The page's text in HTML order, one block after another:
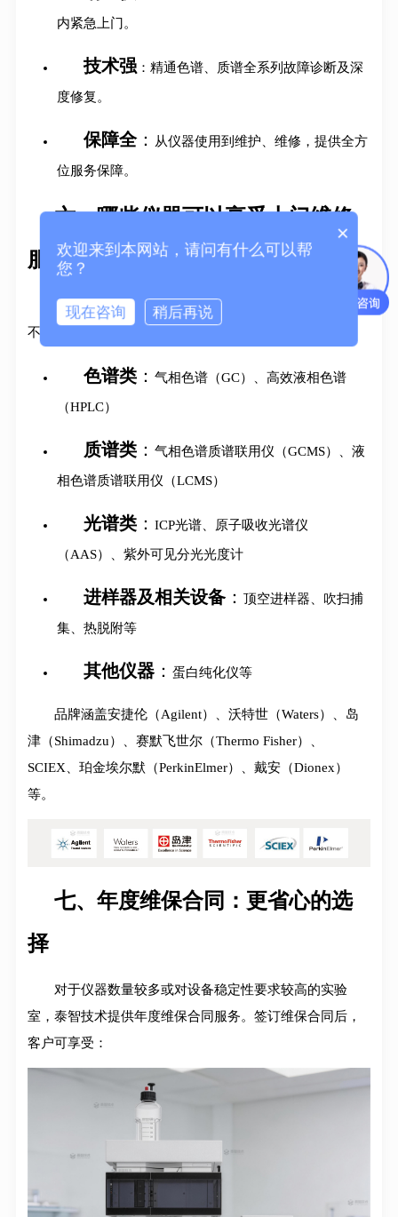
内紧急上门 。
技术强 ：精通色谱、质谱全系列故障诊断及深
度修复 。
保障全： 从仪器使用到维护、维修，提供全方
位服务保障。
六、哪些仪器可以享受上门维修
服务？
泰智技术上门维修服务覆盖主流品牌与品类
，包括但
不限于：
色谱类 ：气相色谱（GC）、高效液相色谱
（HPLC）
质谱类 ：气相色谱质谱联用仪（GCMS）、液
相色谱质谱联用仪（LCMS）
光谱类 ：ICP光谱、原子吸收光谱仪
（AAS）、紫外可见分光光度计
进样器及相关设备 ：顶空进样器、吹扫捕
集、热脱附等
其他仪器 ：蛋白纯化仪等
品牌涵盖安捷伦（Agilent）、沃特世（Waters）、岛
津（Shimadzu）、赛默飞世尔（Thermo Fisher）、
SCIEX、珀金埃尔默（PerkinElmer）、戴安（Dionex）
等。
七、年度维保合同：更省心的选
择
对于仪器数量较多或对设备稳定性要求较高的实验
室，泰智技术提供年度维保合同服务。签订维保合同后，
客户可享受：
×
欢迎来到本网站，请问有什么可以帮
您？
现在咨询 稍后再说